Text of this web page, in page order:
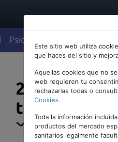
Psiquiatría
Este sitio web utiliza
que haces del sitio y
Aquellas cookies que no
web requieren tu
rechazarlas todas o
Cookies.
Toda la información
productos del mercado
sanitarios legalmente